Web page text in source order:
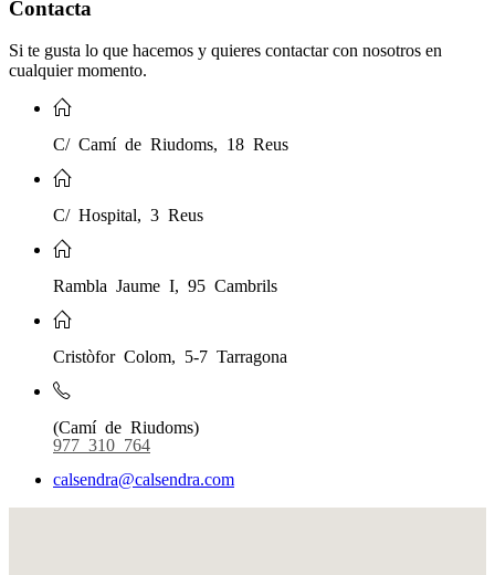
Contacta
Si te gusta lo que hacemos y quieres contactar con nosotros en
cualquier momento.
C/ Camí de Riudoms, 18 Reus
C/ Hospital, 3 Reus
Rambla Jaume I, 95 Cambrils
Cristòfor Colom, 5-7 Tarragona
(Camí de Riudoms)
977 310 764
calsendra@calsendra.com